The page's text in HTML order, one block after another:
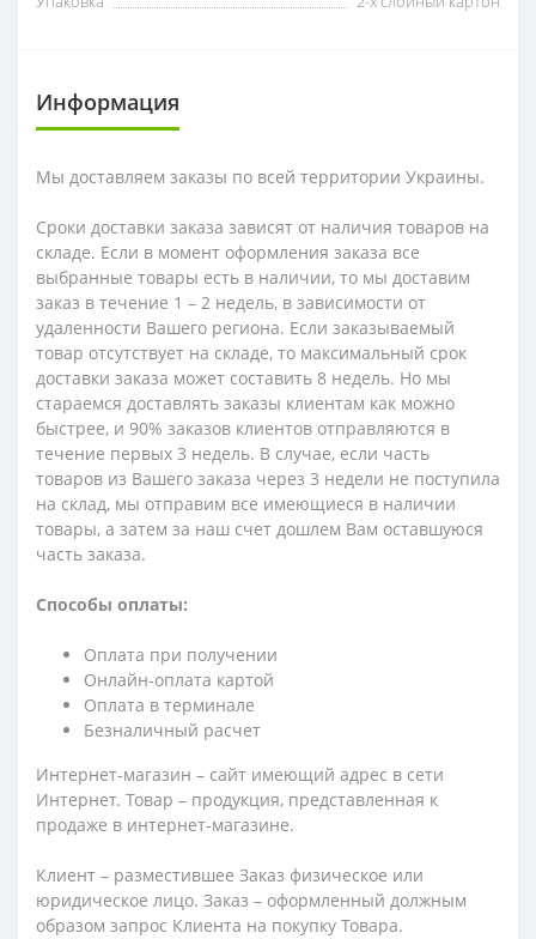
Информация
Мы доставляем заказы по всей территории Украины.
Сроки доставки заказа зависят от наличия товаров на
складе. Если в момент оформления заказа все
выбранные товары есть в наличии, то мы доставим
заказ в течение 1 – 2 недель, в зависимости от
удаленности Вашего региона. Если заказываемый
товар отсутствует на складе, то максимальный срок
доставки заказа может составить 8 недель. Но мы
стараемся доставлять заказы клиентам как можно
быстрее, и 90% заказов клиентов отправляются в
течение первых 3 недель. В случае, если часть
товаров из Вашего заказа через 3 недели не поступила
на склад, мы отправим все имеющиеся в наличии
товары, а затем за наш счет дошлем Вам оставшуюся
часть заказа.
Способы оплаты:
Оплата при получении
Онлайн-оплата картой
Оплата в терминале
Безналичный расчет
Интернет-магазин – сайт имеющий адрес в сети
Интернет. Товар – продукция, представленная к
продаже в интернет-магазине.
Клиент – разместившее Заказ физическое или
юридическое лицо. Заказ – оформленный должным
образом запрос Клиента на покупку Товара.